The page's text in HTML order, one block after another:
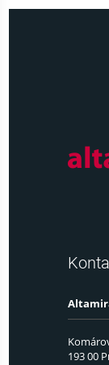
193 00